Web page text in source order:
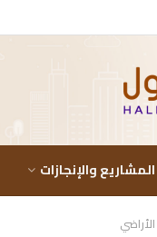
المشاريع والإنجازات